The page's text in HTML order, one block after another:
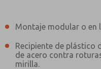
Montaje modular o en
Recipiente de
de acero contra
mirilla.